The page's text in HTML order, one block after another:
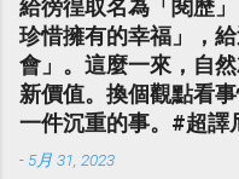
給徬徨取名為「閱歷
珍惜擁有的幸福」，
會」。這麼一來，自
新價值。換個觀點看
一件沉重的事。#超譯
- 5月 31, 2023